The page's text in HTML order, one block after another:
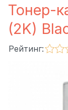
Тонер-
(2K)
Рейтинг: